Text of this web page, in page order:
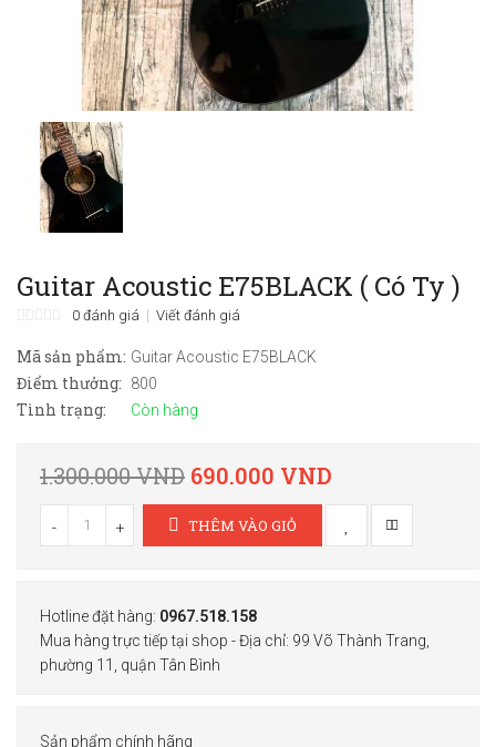
Guitar Acoustic E75BLACK ( Có Ty )
0 đánh giá Viết đánh giá
Mã sản phẩm: Guitar Acoustic E75BLACK
Điểm thưởng: 800
Tình trạng: Còn hàng
1.300.000 VND 690.000 VND
- + THÊM VÀO GIỎ
Hotline đặt hàng: 0967.518.158
Mua hàng trực tiếp tại shop - Địa chỉ: 99 Võ Thành Trang,
phường 11, quận Tân Bình
Sản phẩm chính hãng